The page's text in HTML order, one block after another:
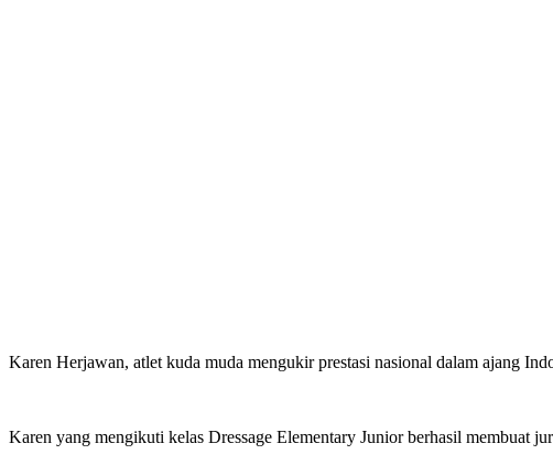
Karen Herjawan, atlet kuda muda mengukir prestasi nasional dalam ajang
Karen yang mengikuti kelas Dressage Elementary Junior berhasil membuat